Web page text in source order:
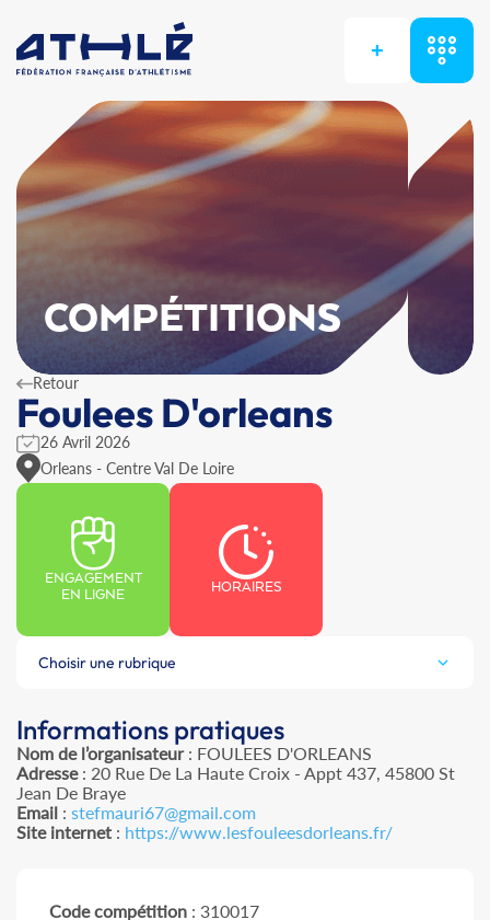
+
COMPÉTITIONS
Retour
Foulees D'orleans
26 Avril 2026
Orleans - Centre Val De Loire
ENGAGEMENT
EN LIGNE
HORAIRES
Choisir une rubrique
Informations pratiques
Nom de l’organisateur: FOULEES D'ORLEANS
Adresse: 20 Rue De La Haute Croix - Appt 437, 45800 St
Jean De Braye
Email : stefmauri67@gmail.com
Site internet : https://www.lesfouleesdorleans.fr/
Code compétition : 310017